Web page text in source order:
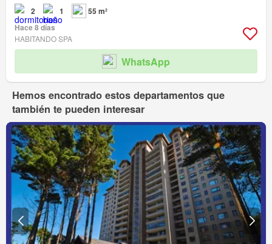
2 1
55 m²
Hace 8 días
HABITANDO SPA
WhatsApp
Hemos encontrado estos departamentos que
también te pueden interesar